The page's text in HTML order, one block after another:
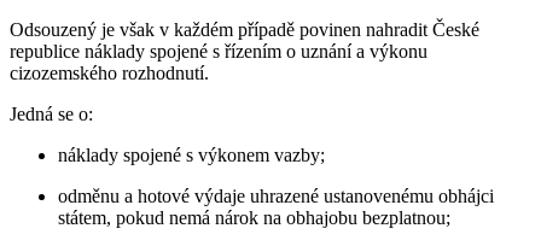
Odsouzený je však v každém případě povinen nahradit České
republice náklady spojené s řízením o uznání a výkonu
cizozemského rozhodnutí.
Jedná se o:
náklady spojené s výkonem vazby;
odměnu a hotové výdaje uhrazené ustanovenému obhájci
státem, pokud nemá nárok na obhajobu bezplatnou;